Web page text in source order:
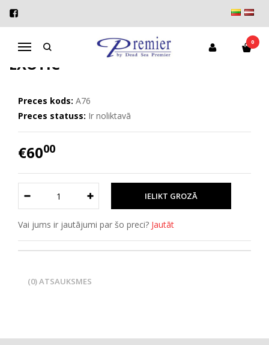
Navigācija
0
Sākums Aromātisks ķermeņa skrubis - Exotic
AROMĀTISKS ĶERMEŅA SKRUBIS -
EXOTIC
Preces kods: A76
Preces statuss: Ir noliktavā
€6000
Vai jums ir jautājumi par šo preci? Jautāt
(0) ATSAUKSMES